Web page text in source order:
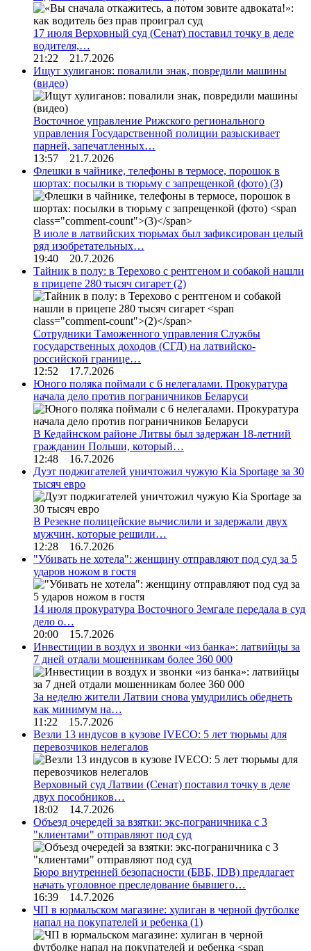
17 июля Верховный суд (Сенат) поставил точку в деле
водителя,…
21:22 21.7.2026
Ищут хулиганов: повалили знак, повредили машины
(видео)
Восточное управление Рижского регионального
управления Государственной полиции разыскивает
парней, запечатленных…
13:57 21.7.2026
Флешки в чайнике, телефоны в термосе, порошок в
шортах: посылки в тюрьму с запрещенкой (фото) (3)
В июле в латвийских тюрьмах был зафиксирован целый
ряд изобретательных…
19:40 20.7.2026
Тайник в полу: в Терехово с рентгеном и собакой нашли
в прицепе 280 тысяч сигарет (2)
Сотрудники Таможенного управления Службы
государственных доходов (СГД) на латвийско-
российской границе…
12:52 17.7.2026
Юного поляка поймали с 6 нелегалами. Прокуратура
начала дело против пограничников Беларуси
В Кедайнском районе Литвы был задержан 18-летний
гражданин Польши, который…
12:48 16.7.2026
Дуэт поджигателей уничтожил чужую Kia Sportage за 30
тысяч евро
В Резекне полицейские вычислили и задержали двух
мужчин, которые решили…
12:28 16.7.2026
"Убивать не хотела": женщину отправляют под суд за 5
ударов ножом в гостя
14 июля прокуратура Восточного Земгале передала в суд
дело о…
20:00 15.7.2026
Инвестиции в воздух и звонки «из банка»: латвийцы за
7 дней отдали мошенникам более 360 000
За неделю жители Латвии снова умудрились обеднеть
как минимум на…
11:22 15.7.2026
Везли 13 индусов в кузове IVECO: 5 лет тюрьмы для
перевозчиков нелегалов
Верховный суд Латвии (Сенат) поставил точку в деле
двух пособников…
18:02 14.7.2026
Объезд очередей за взятки: экс-пограничника с 3
"клиентами" отправляют под суд
Бюро внутренней безопасности (БВБ, IDB) предлагает
начать уголовное преследование бывшего…
16:39 14.7.2026
ЧП в юрмальском магазине: хулиган в черной футболке
напал на покупателей и ребенка (1)